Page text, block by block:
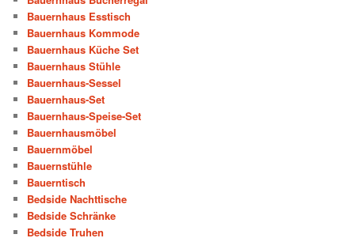
Bauernhaus Esstisch
Bauernhaus Kommode
Bauernhaus Küche Set
Bauernhaus Stühle
Bauernhaus-Sessel
Bauernhaus-Set
Bauernhaus-Speise-Set
Bauernhausmöbel
Bauernmöbel
Bauernstühle
Bauerntisch
Bedside Nachttische
Bedside Schränke
Bedside Truhen